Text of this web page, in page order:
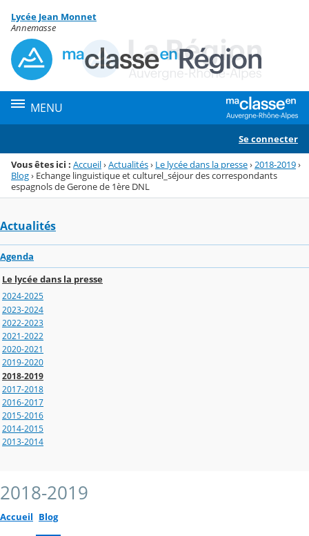
Menu de la rubrique
Contenu
Lycée Jean Monnet
Annemasse
MENU
Se connecter
Vous êtes ici : Accueil›Actualités› Le lycée dans la presse› 2018-2019›
Blog› Echange linguistique et culturel_séjour des correspondants
espagnols de Gerone de 1ère DNL
Actualités
Agenda
Le lycée dans la presse
2024-2025
2023-2024
2022-2023
2021-2022
2020-2021
2019-2020
2018-2019
2017-2018
2016-2017
2015-2016
2014-2015
2013-2014
2018-2019
Accueil Blog